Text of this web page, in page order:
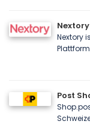
Nextory
Nextory
Post